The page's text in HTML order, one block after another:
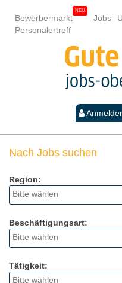
Bewerbermarkt Jobs
Personalertreff
Nach Jobs suchen
Region:
Beschäftigungsart:
Tätigkeit: